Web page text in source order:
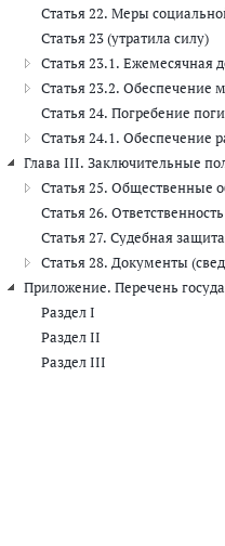
Статья 22. Меры
Статья 23 (утратила силу)
Статья 23.1. Ежемесячная
Статья 23.2. Обеспечение
Статья 24. Погребение
Статья 24.1. Обеспечение
Глава III. Заключительные
Статья 25. Общественные
Статья 26.
Статья 27. Судебная
Статья 28. Документы
Приложение. Перечень
Раздел I
Раздел II
Раздел III